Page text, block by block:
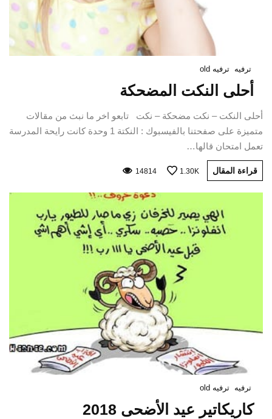
ترفيه ترفيه old
أحلى النكت المضحكة
أحلى النكت – نكت مضحكة – نكت تابعو اخر ما نبث من مقالات
متميزة على صفحتنا بالفيسبوك : النكتة 1 وحدة كانت رايحة المدرسة
تعمل امتحان قالها…
قراءة المقال 1.30K
14814
ترفيه ترفيه old
كاريكاتير عيد الأضحى 2018